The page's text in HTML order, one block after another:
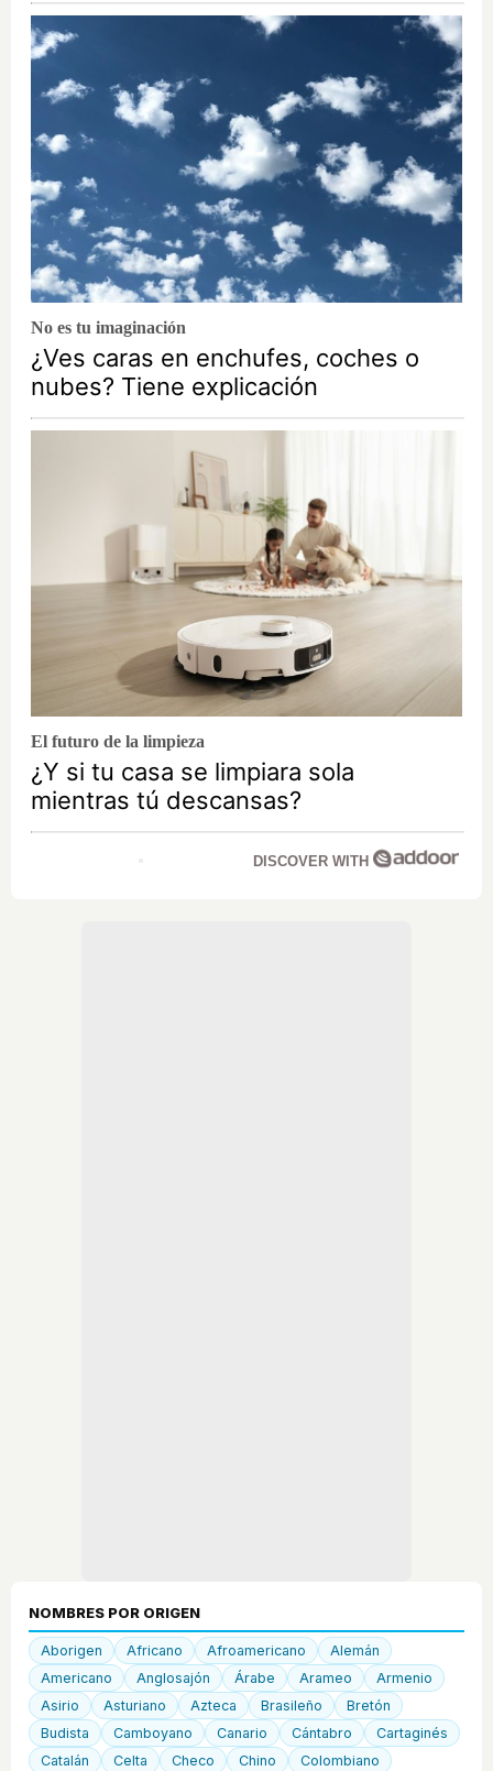
No es tu imaginación
¿Ves caras en enchufes, coches o
nubes? Tiene explicación
El futuro de la limpieza
¿Y si tu casa se limpiara sola
mientras tú descansas?
DISCOVER WITH
NOMBRES POR ORIGEN
Aborigen Africano Afroamericano
Alemán
Americano
Anglosajón Árabe Arameo
Armenio
Asirio
Asturiano Azteca Brasileño
Bretón
Budista
Camboyano Canario Cántabro
Cartaginés
Catalán
Celta Checo Chino
Colombiano